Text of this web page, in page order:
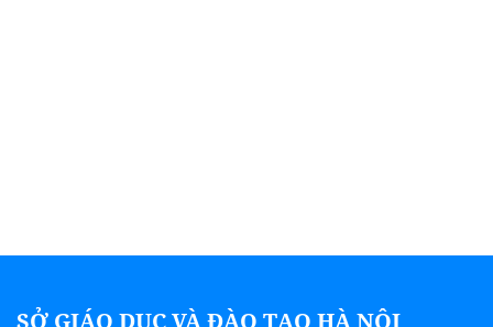
SỞ GIÁO DỤC VÀ ĐÀO TẠO HÀ NỘI